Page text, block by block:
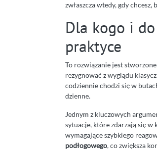
zwłaszcza wtedy, gdy
Dla kogo i
praktyce
To rozwiązanie jest
rezygnować z wyglądu
codziennie chodzi się w
dzienne.
Jednym z kluczowych
sytuacje, które zdarzają się
wymagające szybkiego
podłogowego, co zwiększa